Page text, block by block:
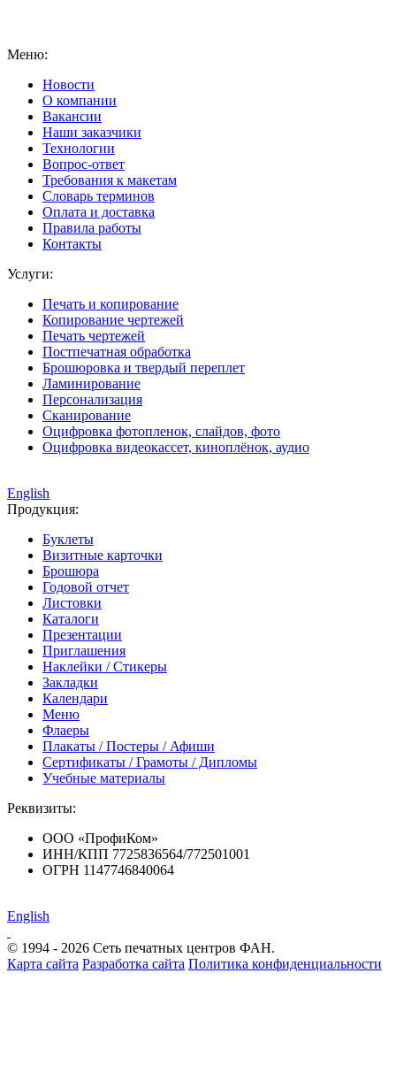
Меню:
Новости
О компании
Вакансии
Наши заказчики
Технологии
Вопрос-ответ
Требования к макетам
Словарь терминов
Оплата и доставка
Правила работы
Контакты
Услуги:
Печать и копирование
Копирование чертежей
Печать чертежей
Постпечатная обработка
Брошюровка и твердый переплет
Ламинирование
Персонализация
Сканирование
Оцифровка фотопленок, слайдов, фото
Оцифровка видеокассет, киноплёнок, аудио
English
Продукция:
Буклеты
Визитные карточки
Брошюра
Годовой отчет
Листовки
Каталоги
Презентации
Приглашения
Наклейки / Стикеры
Закладки
Календари
Меню
Флаеры
Плакаты / Постеры / Афиши
Сертификаты / Грамоты / Дипломы
Учебные материалы
Реквизиты:
ООО «ПрофиКом»
ИНН/КПП 7725836564/772501001
ОГРН 1147746840064
English
© 1994 - 2026 Сеть печатных центров ФАН.
Карта сайта Разработка сайта Политика конфиденциальности